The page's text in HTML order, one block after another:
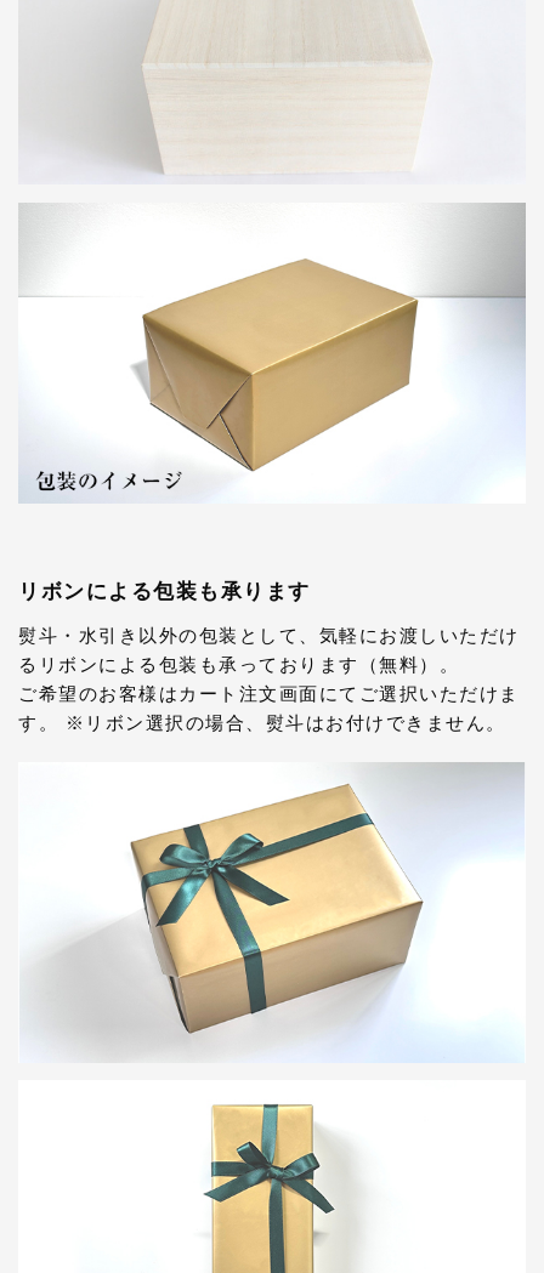
リボンによる包装も承ります
熨斗・水引き以外の包装として、気軽にお渡しいただけ
るリボンによる包装も承っております（無料）。
ご希望のお客様はカート注文画面にてご選択いただけま
す。 ※リボン選択の場合、熨斗はお付けできません。